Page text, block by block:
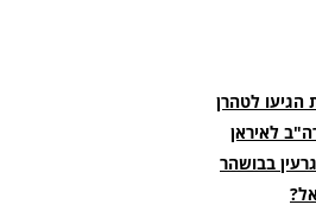
הגיעו לטהרן
לאיראן
בבושהר